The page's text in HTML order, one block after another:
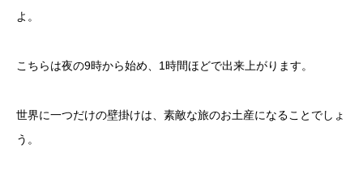
よ。
こちらは夜の9時から始め、1時間ほどで出来上がります。
世界に一つだけの壁掛けは、素敵な旅のお土産になることでしょ
う。